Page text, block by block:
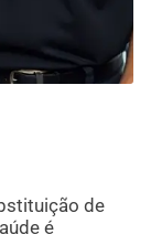
de
é